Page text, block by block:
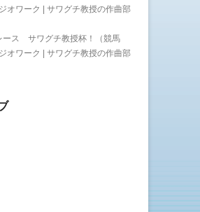
オワーク | サワグチ教授の作曲部
ース サワグチ教授杯！（競馬
オワーク | サワグチ教授の作曲部